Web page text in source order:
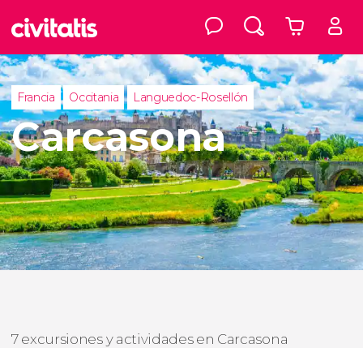
Francia Occitania Languedoc-Rosellón
Carcasona
7 excursiones y actividades en Carcasona